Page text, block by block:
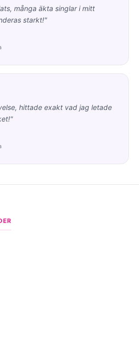
många äkta singlar i mitt
starkt!"
hittade exakt vad jag letade